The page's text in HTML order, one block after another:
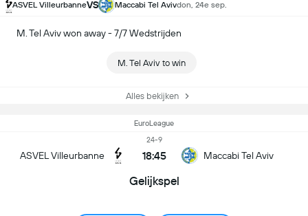
ASVEL VilleurbanneVS Maccabi Tel Avivdon, 24e sep.
M. Tel Aviv won away - 7/7 Wedstrijden
M. Tel Aviv to win
Alles bekijken
EuroLeague
ASVEL Villeurbanne
24-9
18:45 Maccabi Tel Aviv
Gelijkspel